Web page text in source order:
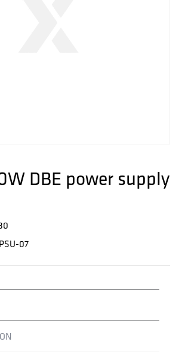
DBE power supply
07